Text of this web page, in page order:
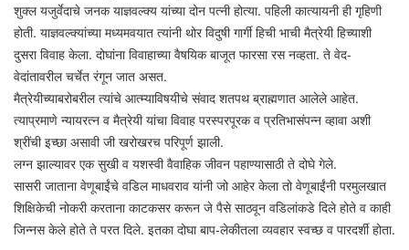
शुक्ल यजुर्वेदाचे जनक याज्ञवल्क्य यांच्या दोन पत्नी होत्या. पहिली कात्यायनी ही गृहिणी
होती. याज्ञवल्क्यांच्या मध्यमवयात त्यांनी थोर विदुषी गार्गी हिची भाची मैत्रेयी हिच्याशी
दुसरा विवाह केला. दोघांना विवाहाच्या वैषयिक बाजूत फारसा रस नव्हता. ते वेद-
वेदांतावरील चर्चेत रंगून जात असत.
मैत्रेयीच्याबरोबरील त्यांचे आत्म्याविषयीचे संवाद शतपथ ब्राह्मणात आलेले आहेत.
त्याप्रमाणे न्यायरत्न व मैत्रेयी यांचा विवाह परस्परपूरक व प्रतिभासंपन्न व्हावा अशी
श्रींची इच्छा असावी जी खरोखरच परिपूर्ण झाली.
लग्न झाल्यावर एक सुखी व यशस्वी वैवाहिक जीवन पहाण्यासाठी ते दोघे गेले.
सासरी जाताना वेणूबाईंचे वडिल माधवराव यांनी जो आहेर केला तो वेणूबाईंनी परमुलखात
शिक्षिकेची नोकरी करताना काटकसर करून जे पैसे साठवून वडिलांकडे दिले होते व काही
जिन्नस केले होते ते परत दिले. इतका दोघा बाप-लेकीतला व्यवहार स्वच्छ व पारदर्शी होता.